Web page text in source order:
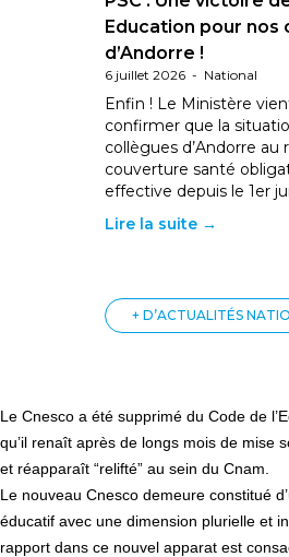
Education pour nos
d’Andorre !
6 juillet 2026 - National
Enfin ! Le Ministère
confirmer que la
collègues d’Andorre au
couverture santé
effective depuis le 1er
Lire la suite →
+ D’ACTUALITÉS
Le Cnesco a été supprimé du Code de
qu’il renaît après de longs mois de mise
et réapparaît “relifté” au sein du Cnam.
Le nouveau Cnesco demeure constitué
éducatif avec une dimension plurielle et
rapport dans ce nouvel apparat est